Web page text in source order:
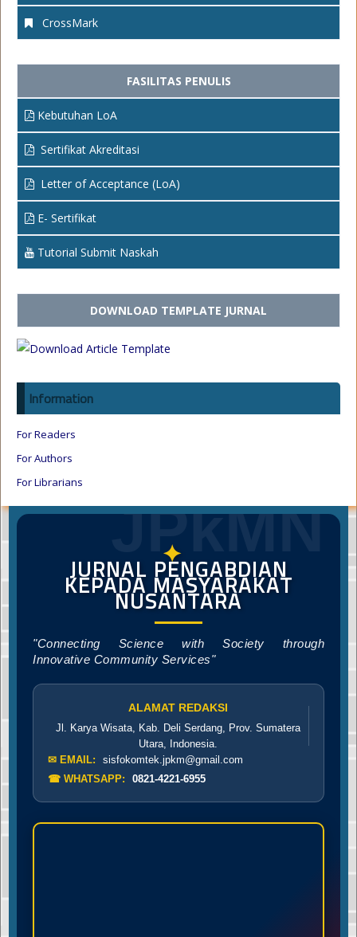
CrossMark
FASILITAS PENULIS
Kebutuhan LoA
Sertifikat Akreditasi
Letter of Acceptance (LoA)
E- Sertifikat
Tutorial Submit Naskah
DOWNLOAD TEMPLATE JURNAL
Information
For Readers
For Authors
For Librarians
JPkMN
✦
JURNAL PENGABDIAN
KEPADA MASYARAKAT
NUSANTARA
"Connecting Science with Society through
Innovative Community Services"
ALAMAT REDAKSI
Jl. Karya Wisata, Kab. Deli Serdang, Prov. Sumatera
Utara, Indonesia.
✉ EMAIL:
sisfokomtek.jpkm@gmail.com
☎ WHATSAPP:
0821-4221-6955